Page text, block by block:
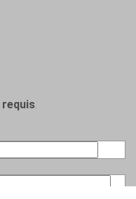
requis.